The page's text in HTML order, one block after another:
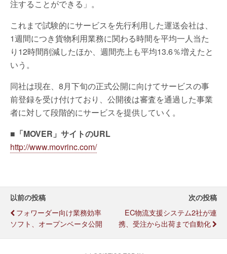
注することができる」。
これまで試験的にサービスを先行利用した運送会社は、
1週間につき貨物利用業務に関わる時間を平均一人当た
り12時間削減したほか、週間売上も平均13.6％増えたと
いう。
同社は現在、8月下旬の正式公開に向けてサービスの事
前登録を受け付けており、公開後は審査を通過した事業
者に対して段階的にサービスを提供していく。
■「MOVER」サイトのURL
http://www.movrinc.com/
以前の投稿
フォワーダー向け業務効率
ソフト、オープンベータ公開
次の投稿
EC物流支援システム2社が連
携、受注から出荷まで自動化